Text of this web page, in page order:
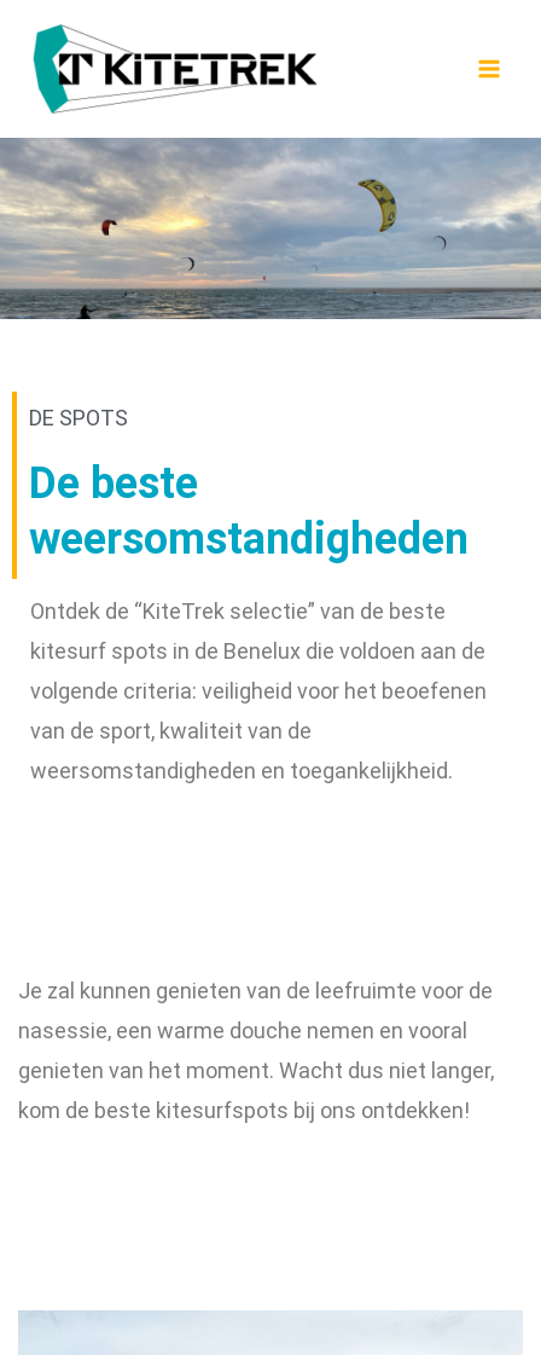
Spring
naar
inhoud
DE SPOTS
De beste
weersomstandigheden
Ontdek de “KiteTrek selectie” van de beste
kitesurf spots in de Benelux die voldoen aan de
volgende criteria: veiligheid voor het beoefenen
van de sport, kwaliteit van de
weersomstandigheden en toegankelijkheid.
Je zal kunnen genieten van de leefruimte voor de
nasessie, een warme douche nemen en vooral
genieten van het moment. Wacht dus niet langer,
kom de beste kitesurfspots bij ons ontdekken!